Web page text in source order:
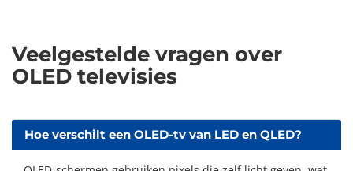
Veelgestelde vragen over
OLED televisies
Hoe verschilt een OLED-tv van LED en QLED?